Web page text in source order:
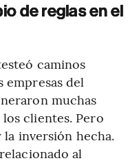
de reglas en el
caminos
empresas del
muchas
clientes. Pero
inversión hecha.
al